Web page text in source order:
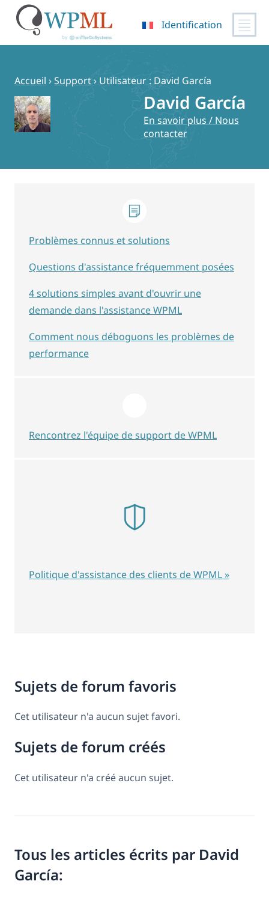
contenu
Identification
Accueil ›Support› Utilisateur : David García
David García
En savoir plus / Nous
contacter
Sujets de forum favoris
Cet utilisateur n'a aucun sujet favori.
Sujets de forum créés
Cet utilisateur n'a créé aucun sujet.
Tous les articles écrits par David
García:
Problèmes connus et solutions
Questions d'assistance fréquemment posées
4 solutions simples avant d'ouvrir une
demande dans l'assistance WPML
Comment nous déboguons les problèmes de
performance
Rencontrez l'équipe de support de WPML
Politique d'assistance des clients de WPML »